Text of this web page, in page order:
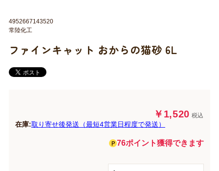
ファインキャット おからの猫砂 6L
￥1,520 税込
在庫:取り寄せ後発送（最短4営業日程度で発送）
76ポイント獲得できます
4952667143520
常陸化工